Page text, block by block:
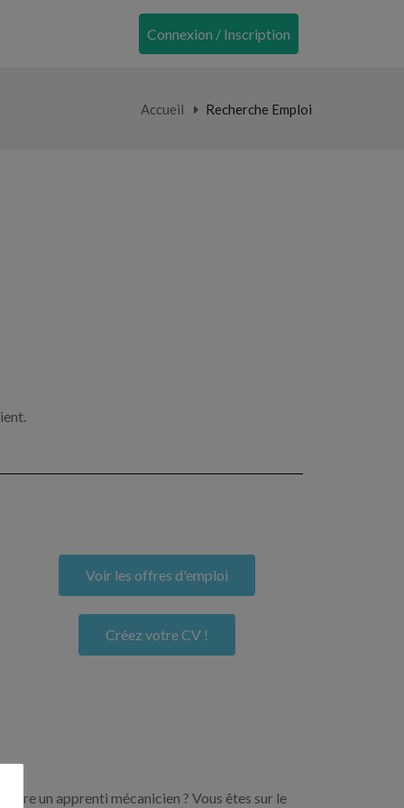
Connexion / Inscription
Accueil Recherche Emploi
Voir les offres d'emploi
Créez votre CV !
un apprenti mécanicien ? Vous êtes sur le